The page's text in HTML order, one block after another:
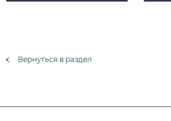
Вернуться в раздел